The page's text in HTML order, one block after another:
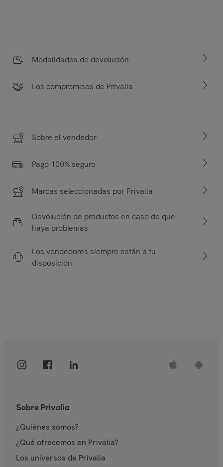
Modalidades de devolución
Los compromisos de Privalia
Sobre el vendedor
Pago 100% seguro
Marcas seleccionadas por Privalia
Devolución de productos en caso de que
haya problemas
Los vendedores siempre están a tu
disposición
Sobre Privalia
¿Quiénes somos?
¿Qué ofrecemos en Privalia?
Los universos de Privalia